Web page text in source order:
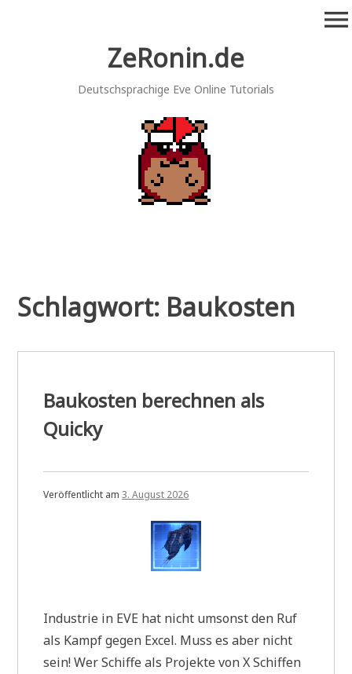
ZeRonin.de
Deutschsprachige Eve Online Tutorials
menu
Schlagwort: Baukosten
Baukosten berechnen als
Quicky
Veröffentlicht am3. August 2026
Industrie in EVE hat nicht umsonst den Ruf
als Kampf gegen Excel. Muss es aber nicht
sein! Wer Schiffe als Projekte von X Schiffen